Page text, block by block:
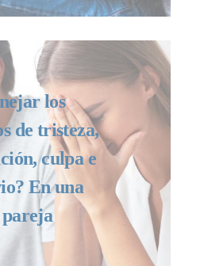
los
de tristeza,
culpa e
En una